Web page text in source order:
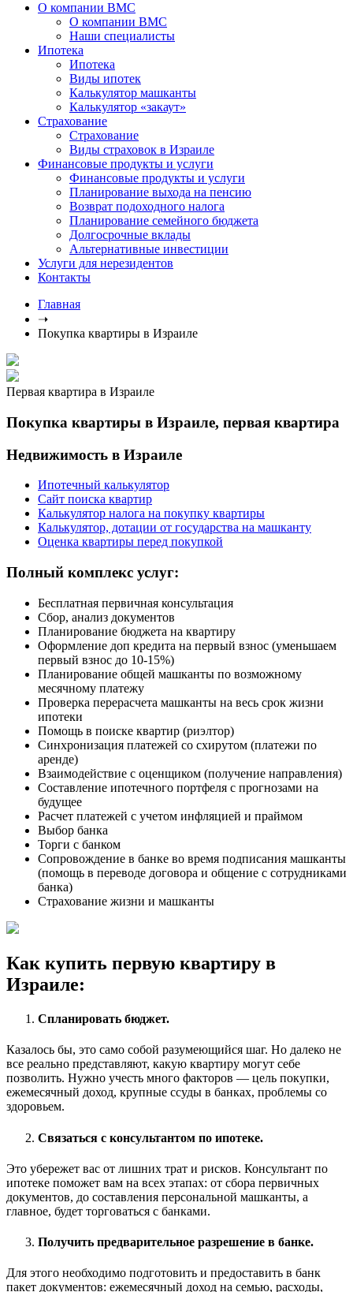
О компании BMC
О компании BMC
Наши специалисты
Ипотека
Ипотека
Виды ипотек
Калькулятор машканты
Калькулятор «закаут»
Страхование
Страхование
Виды страховок в Израиле
Финансовые продукты и услуги
Финансовые продукты и услуги
Планирование выхода на пенсию
Возврат подоходного налога
Планирование семейного бюджета
Долгосрочные вклады
Альтернативные инвестиции
Услуги для нерезидентов
Контакты
Главная
➝
Покупка квартиры в Израиле
Первая квартира в Израиле
Покупка квартиры в Израиле, первая квартира
Недвижимость в Израиле
Ипотечный калькулятор
Сайт поиска квартир
Калькулятор налога на покупку квартиры
Калькулятор, дотации от государства на машканту
Оценка квартиры перед покупкой
Полный комплекс услуг:
Бесплатная первичная консультация
Сбор, анализ документов
Планирование бюджета на квартиру
Оформление доп кредита на первый взнос (уменьшаем
первый взнос до 10-15%)
Планирование общей машканты по возможному
месячному платежу
Проверка перерасчета машканты на весь срок жизни
ипотеки
Помощь в поиске квартир (риэлтор)
Синхронизация платежей со схирутом (платежи по
аренде)
Взаимодействие с оценщиком (получение направления)
Составление ипотечного портфеля с прогнозами на
будущее
Расчет платежей с учетом инфляцией и праймом
Выбор банка
Торги с банком
Сопровождение в банке во время подписания машканты
(помощь в переводе договора и общение с сотрудниками
банка)
Страхование жизни и машканты
Как купить первую квартиру в
Израиле:
Спланировать бюджет.
Казалось бы, это само собой разумеющийся шаг. Но далеко не
все реально представляют, какую квартиру могут себе
позволить. Нужно учесть много факторов — цель покупки,
ежемесячный доход, крупные ссуды в банках, проблемы со
здоровьем.
Связаться с консультантом по ипотеке.
Это убережет вас от лишних трат и рисков. Консультант по
ипотеке поможет вам на всех этапах: от сбора первичных
документов, до составления персональной машканты, а
главное, будет торговаться с банками.
Получить предварительное разрешение в банке.
Для этого необходимо подготовить и предоставить в банк
пакет документов: ежемесячный доход на семью, расходы,